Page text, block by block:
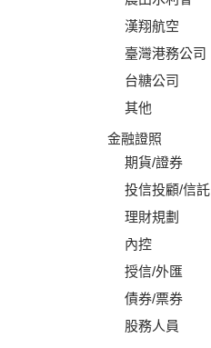
漢翔航空
臺灣港務公司
台糖公司
其他
金融證照
期貨/證券
投信投顧/信託
理財規劃
內控
授信/外匯
債券/票券
股務人員